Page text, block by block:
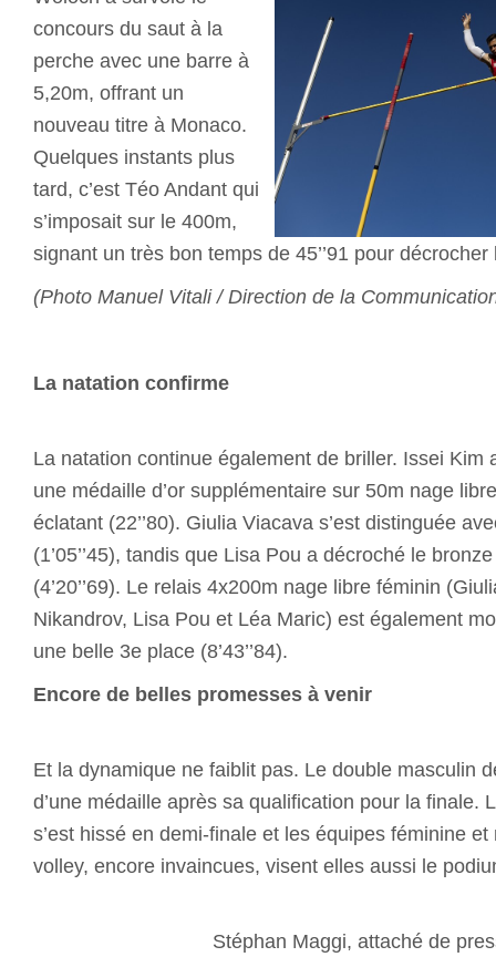
concours du saut à la
perche avec une barre à
5,20m, offrant un
nouveau titre à Monaco.
Quelques instants plus
tard, c’est Téo Andant qui
s’imposait sur le 400m,
signant un très bon temps de 45’’91 pour décrocher
(Photo Manuel Vitali / Direction de la
La natation confirme
La natation continue également de briller. Issei Kim
une médaille d’or supplémentaire sur 50m nage
éclatant (22’’80). Giulia Viacava s’est distinguée
(1’05’’45), tandis que Lisa Pou a décroché le
(4’20’’69). Le relais 4x200m nage libre féminin
Nikandrov, Lisa Pou et Léa Maric) est également
une belle 3e place (8’43’’84).
Encore de belles promesses à venir
Et la dynamique ne faiblit pas. Le double masculin
d’une médaille après sa qualification pour la finale.
s’est hissé en demi-finale et les équipes féminine
volley, encore invaincues, visent
Stéphan Maggi, attaché de